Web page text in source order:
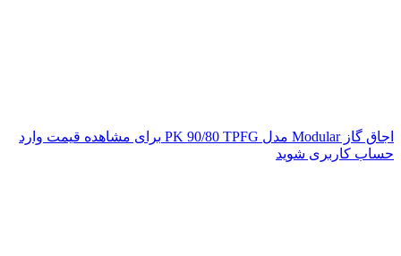
اجاق گاز Modular مدل PK 90/80 TPFG
برای مشاهده قیمت وارد
حساب کاربری شوید